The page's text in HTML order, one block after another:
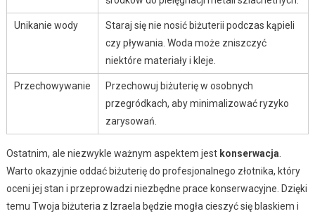
Unikanie wody
Staraj się nie nosić biżuterii podczas kąpieli
czy pływania. Woda może zniszczyć
niektóre materiały i kleje.
Przechowywanie
Przechowuj biżuterię w osobnych
przegródkach, aby minimalizować ryzyko
zarysowań.
Ostatnim, ale niezwykle ważnym aspektem jest konserwacja
Warto okazyjnie oddać biżuterię do profesjonalnego złotnika, który
oceni jej stan i przeprowadzi niezbędne prace konserwacyjne. Dzięki
temu Twoja biżuteria z Izraela będzie mogła cieszyć się blaskiem i